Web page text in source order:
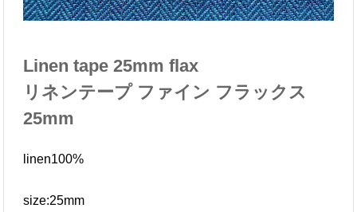
Linen tape 25mm flax
リネンテープ ファイン フラックス
25mm
linen100%
size:25mm